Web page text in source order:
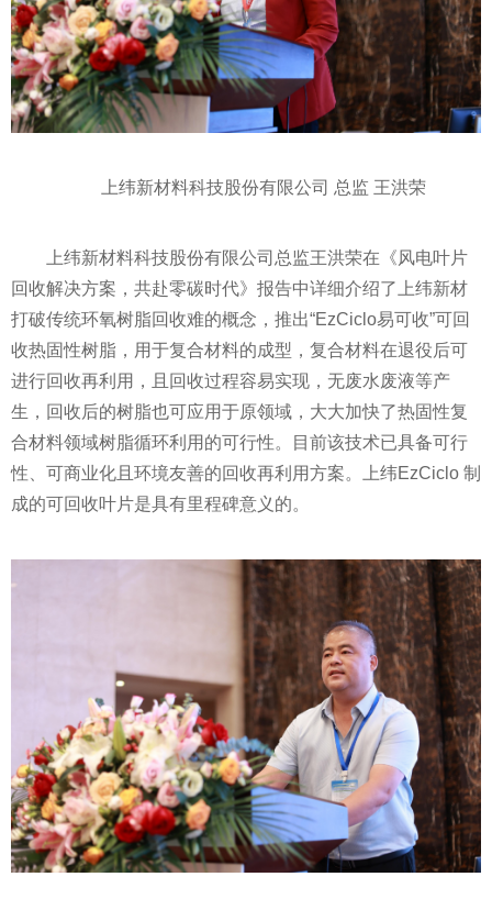
上纬新材料科技股份有限公司 总监 王洪荣
上纬新材料科技股份有限公司总监王洪荣在《风电叶片
回收解决方案，共赴零碳时代》报告中详细介绍了上纬新材
打破传统环氧树脂回收难的概念，推出“EzCiclo易可收”可回
收热固性树脂，用于复合材料的成型，复合材料在退役后可
进行回收再利用，且回收过程容易实现，无废水废液等产
生，回收后的树脂也可应用于原领域， 大大加快了热固性复
合材料领域树脂循环利用的可行性。目前该技术已具备可行
性 、可商业化且环境友善的回收再利用方案。上纬EzCiclo 制
成的可回收叶片是具有里程碑意义的。